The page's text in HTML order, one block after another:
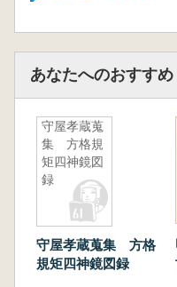
あなたへのおすすめ
守屋孝蔵蒐
集 方格規
矩四神鏡図
録
守屋孝蔵蒐集 方格
規矩四神鏡図録